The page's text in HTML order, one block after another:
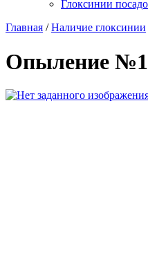
Глоксинии
Главная /Наличие глоксинии
Опыление